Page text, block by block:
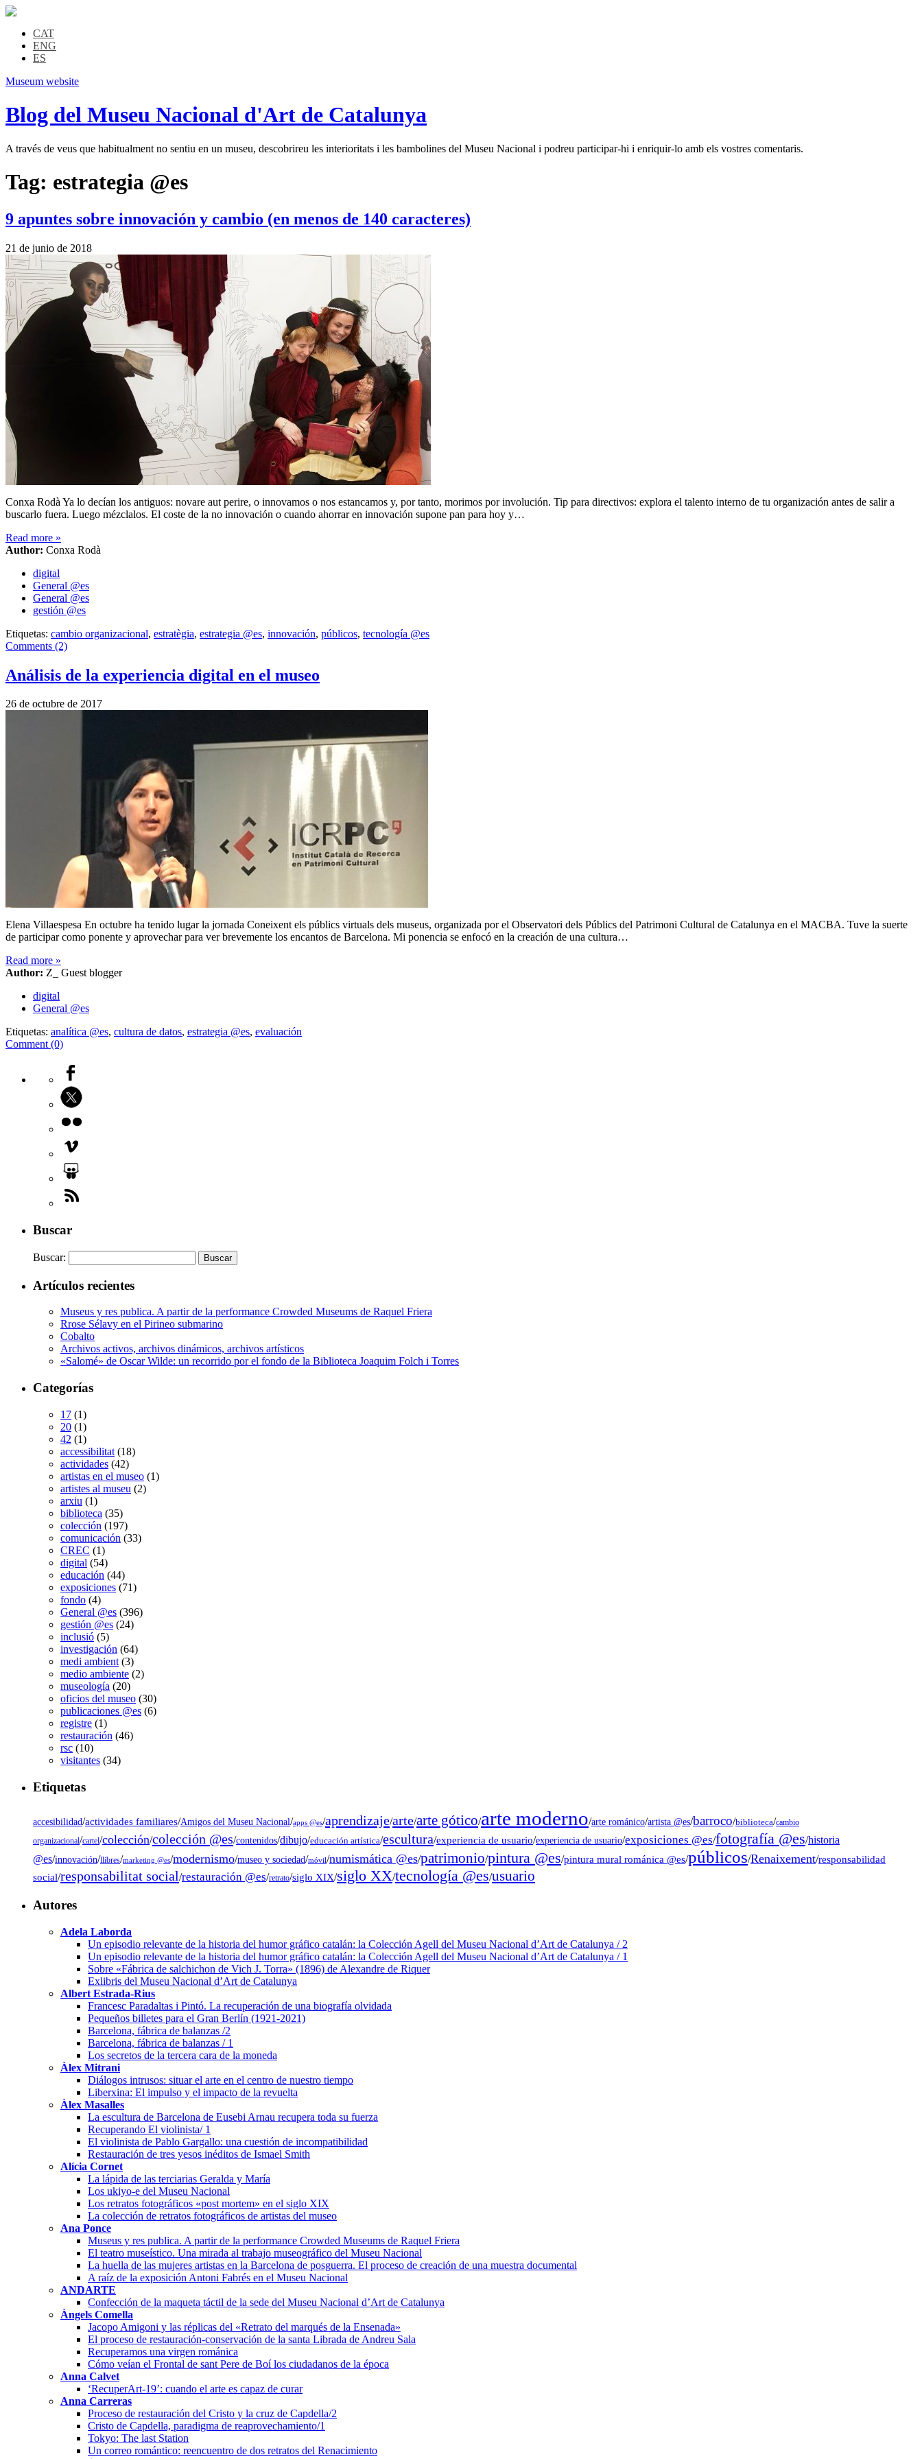
CAT
ENG
ES
Museum website
Blog del Museu Nacional d'Art de Catalunya
A través de veus que habitualment no sentiu en un museu, descobrireu les interioritats i les bambolines del Museu Nacional i podreu participar-hi i enriquir-lo amb els vostres comentaris.
Tag: estrategia @es
9 apuntes sobre innovación y cambio (en menos de 140 caracteres)
21 de junio de 2018
Conxa Rodà Ya lo decían los antiguos: novare aut perire, o innovamos o nos estancamos y, por tanto, morimos por involución. Tip para directivos: explora el talento interno de tu organización antes de salir a
buscarlo fuera. Luego mézclalos. El coste de la no innovación o cuando ahorrar en innovación supone pan para hoy y…
Read more »
Author: Conxa Rodà
digital
General @es
General @es
gestión @es
Etiquetas: cambio organizacional, estratègia, estrategia @es, innovación, públicos, tecnología @es
Comments (2)
Análisis de la experiencia digital en el museo
26 de octubre de 2017
Elena Villaespesa En octubre ha tenido lugar la jornada Coneixent els públics virtuals dels museus, organizada por el Observatori dels Públics del Patrimoni Cultural de Catalunya en el MACBA. Tuve la suerte
de participar como ponente y aprovechar para ver brevemente los encantos de Barcelona. Mi ponencia se enfocó en la creación de una cultura…
Read more »
Author: Z_ Guest blogger
digital
General @es
Etiquetas: analítica @es, cultura de datos, estrategia @es, evaluación
Comment (0)
Buscar
Buscar:
Artículos recientes
Museus y res publica. A partir de la performance Crowded Museums de Raquel Friera
Rrose Sélavy en el Pirineo submarino
Cobalto
Archivos activos, archivos dinámicos, archivos artísticos
«Salomé» de Oscar Wilde: un recorrido por el fondo de la Biblioteca Joaquim Folch i Torres
Categorías
17 (1)
20 (1)
42 (1)
accessibilitat (18)
actividades (42)
artistas en el museo (1)
artistes al museu (2)
arxiu (1)
biblioteca (35)
colección (197)
comunicación (33)
CREC (1)
digital (54)
educación (44)
exposiciones (71)
fondo (4)
General @es (396)
gestión @es (24)
inclusió (5)
investigación (64)
medi ambient (3)
medio ambiente (2)
museología (20)
oficios del museo (30)
publicaciones @es (6)
registre (1)
restauración (46)
rsc (10)
visitantes (34)
Etiquetas
accesibilidad/actividades familiares/Amigos del Museu Nacional/apps @es/aprendizaje/arte/arte gótico/arte moderno/arte románico/artista @es/barroco/biblioteca/cambio
organizacional/cartel/colección/colección @es/contenidos/dibujo/educación artística/escultura/experiencia de usuario/experiencia de usuario/exposiciones @es/fotografía @es/historia
@es/innovación/llibres/marketing @es/modernismo/museo y sociedad/móvil/numismática @es/patrimonio/pintura @es/pintura mural románica @es/públicos/Renaixement/responsabilidad
social/responsabilitat social/restauración @es/retrato/siglo XIX/siglo XX/tecnología @es/usuario
Autores
Adela Laborda
Un episodio relevante de la historia del humor gráfico catalán: la Colección Agell del Museu Nacional d’Art de Catalunya / 2
Un episodio relevante de la historia del humor gráfico catalán: la Colección Agell del Museu Nacional d’Art de Catalunya / 1
Sobre «Fábrica de salchichon de Vich J. Torra» (1896) de Alexandre de Riquer
Exlibris del Museu Nacional d’Art de Catalunya
Albert Estrada-Rius
Francesc Paradaltas i Pintó. La recuperación de una biografía olvidada
Pequeños billetes para el Gran Berlín (1921-2021)
Barcelona, fábrica de balanzas /2
Barcelona, fábrica de balanzas / 1
Los secretos de la tercera cara de la moneda
Àlex Mitrani
Diálogos intrusos: situar el arte en el centro de nuestro tiempo
Liberxina: El impulso y el impacto de la revuelta
Àlex Masalles
La escultura de Barcelona de Eusebi Arnau recupera toda su fuerza
Recuperando El violinista/ 1
El violinista de Pablo Gargallo: una cuestión de incompatibilidad
Restauración de tres yesos inéditos de Ismael Smith
Alícia Cornet
La lápida de las terciarias Geralda y María
Los ukiyo-e del Museu Nacional
Los retratos fotográficos «post mortem» en el siglo XIX
La colección de retratos fotográficos de artistas del museo
Ana Ponce
Museus y res publica. A partir de la performance Crowded Museums de Raquel Friera
El teatro museístico. Una mirada al trabajo museográfico del Museu Nacional
La huella de las mujeres artistas en la Barcelona de posguerra. El proceso de creación de una muestra documental
A raíz de la exposición Antoni Fabrés en el Museu Nacional
ANDARTE
Confección de la maqueta táctil de la sede del Museu Nacional d’Art de Catalunya
Àngels Comella
Jacopo Amigoni y las réplicas del «Retrato del marqués de la Ensenada»
El proceso de restauración-conservación de la santa Librada de Andreu Sala
Recuperamos una virgen románica
Cómo veían el Frontal de sant Pere de Boí los ciudadanos de la época
Anna Calvet
‘RecuperArt-19’: cuando el arte es capaz de curar
Anna Carreras
Proceso de restauración del Cristo y la cruz de Capdella/2
Cristo de Capdella, paradigma de reaprovechamiento/1
Tokyo: The last Station
Un correo romántico: reencuentro de dos retratos del Renacimiento